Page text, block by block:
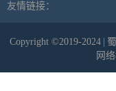
友情链接：
Copyright ©2019-2024
网